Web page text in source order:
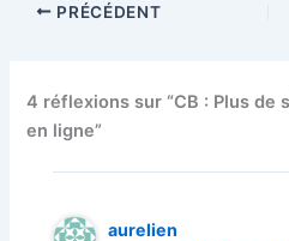
PRÉCÉDENT
4 réflexions sur “CB : Plus de
en ligne”
aurelien